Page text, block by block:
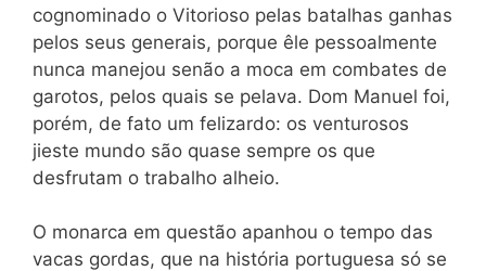
cognominado o Vitorioso pelas batalhas ganhas
pelos seus generais, porque êle pessoalmente
nunca manejou senão a moca em combates de
garotos, pelos quais se pelava. Dom Manuel foi,
porém, de fato um felizardo: os venturosos
jieste mundo são quase sempre os que
desfrutam o trabalho alheio.
O monarca em questão apanhou o tempo das
vacas gordas, que na história portuguesa só se